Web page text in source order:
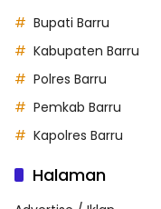
Bupati Barru
Kabupaten Barru
Polres Barru
Pemkab Barru
Kapolres Barru
Halaman